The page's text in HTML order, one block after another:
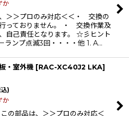
か
＞＞プロのみ対応＜＜・ 交換の
っておりません。 ・ 交換作業及
自己責任となります。 ☆彡ヒント
ンプ点滅3回・・・・他 1. A…
・室外機 [RAC-XC40J2 LKA]
込)
か
の部品は、＞＞プロのみ対応＜